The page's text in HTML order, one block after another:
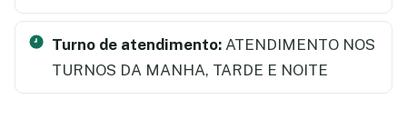
Turno de atendimento: ATENDIMENTO NOS
TURNOS DA MANHA, TARDE E NOITE